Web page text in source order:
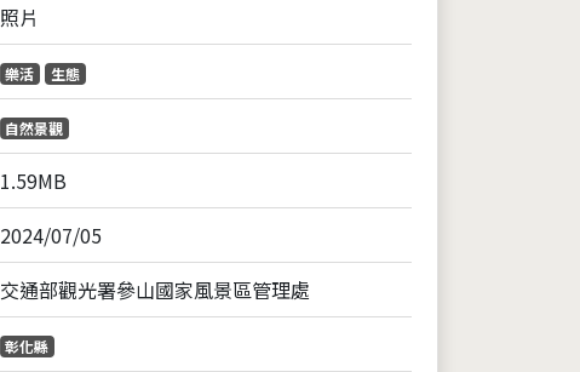
照片
樂活 生態
自然景觀
1.59MB
2024/07/05
交通部觀光署參山國家風景區管理處
彰化縣